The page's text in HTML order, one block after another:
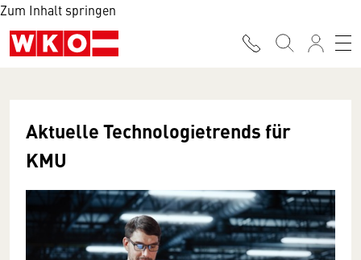
Zum Inhalt springen
Aktuelle Technologietrends für
KMU